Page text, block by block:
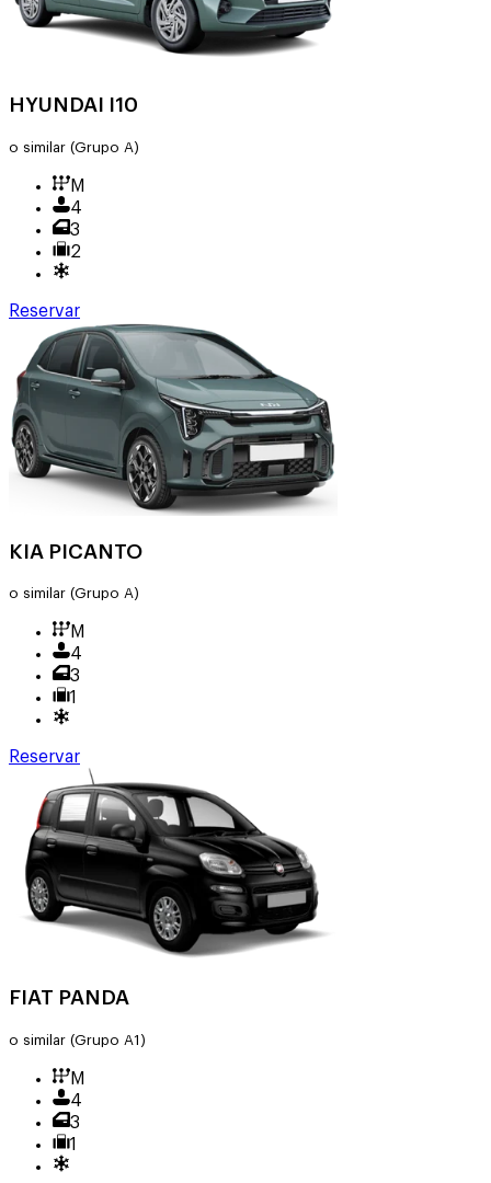
HYUNDAI I10
o similar (Grupo A)
M
4
3
2
Reservar
KIA PICANTO
o similar (Grupo A)
M
4
3
1
Reservar
FIAT PANDA
o similar (Grupo A1)
M
4
3
1